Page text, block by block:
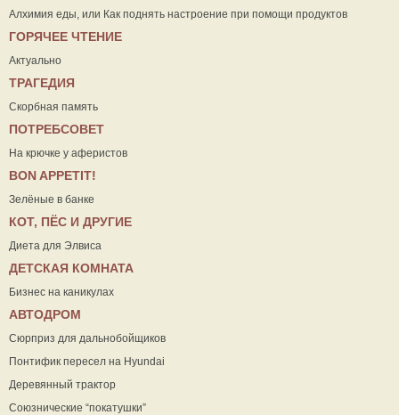
Алхимия еды, или Как поднять настроение при помощи продуктов
ГОРЯЧЕЕ ЧТЕНИЕ
Актуально
ТРАГЕДИЯ
Скорбная память
ПОТРЕБСОВЕТ
На крючке у аферистов
ВON APPETIT!
Зелёные в банке
КОТ, ПЁС И ДРУГИЕ
Диета для Элвиса
ДЕТСКАЯ КОМНАТА
Бизнес на каникулах
АВТОДРОМ
Сюрприз для дальнобойщиков
Понтифик пересел на Hyundai
Деревянный трактор
Союзнические “покатушки”